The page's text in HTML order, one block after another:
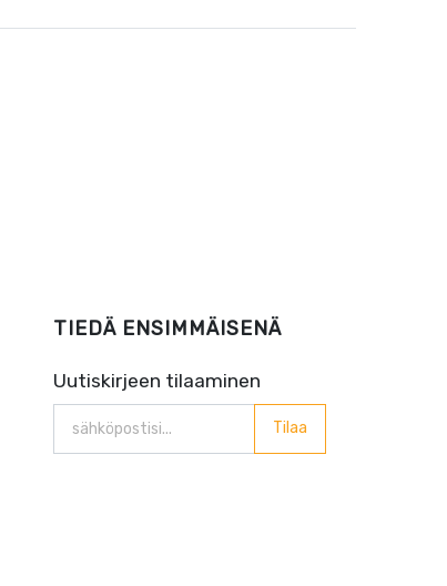
TIEDÄ ENSIMMÄISENÄ
Uutiskirjeen tilaaminen
Tilaa